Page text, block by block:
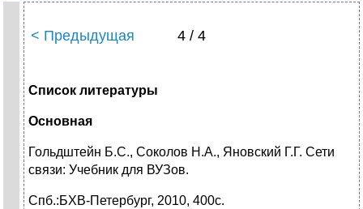
< Предыдущая 4 / 4
Список литературы
Основная
Гольдштейн Б.С., Соколов Н.А., Яновский Г.Г. Сети
связи: Учебник для ВУЗов.
Спб.:БХВ-Петербург, 2010, 400с.